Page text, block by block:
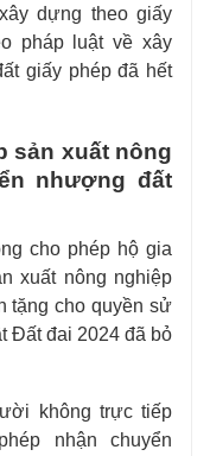
dựng theo giấy
pháp luật về xây
giấy phép đã hết
sản xuất nông
nhượng đất
cho phép hộ gia
xuất nông nghiệp
tặng cho quyền sử
Đất đai 2024 đã bỏ
không trực tiếp
nhận chuyển